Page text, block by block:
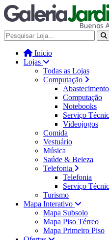
Galería Jardín
Início
Lojas
Todas as Lojas
Computação
Abastecimento
Computação
Notebooks
Serviço
Videojogos
Comida
Vestuário
Música
Saúde & Beleza
Telefonia
Telefonia
Serviço
Turismo
Mapa Interativo
Mapa Subsolo
Mapa Piso Térreo
Mapa Primeiro Piso